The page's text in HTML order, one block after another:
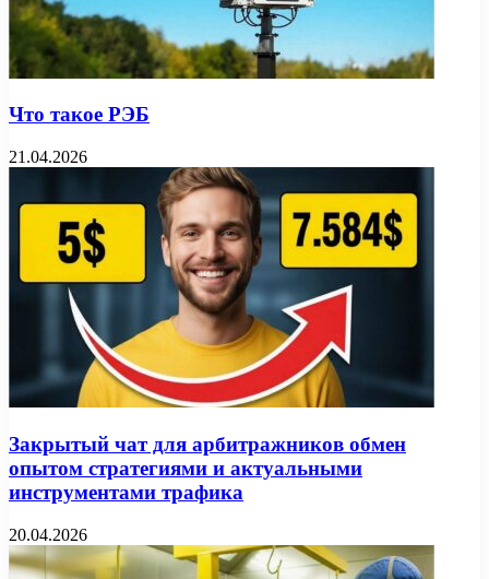
Что такое РЭБ
21.04.2026
Закрытый чат для арбитражников обмен
опытом стратегиями и актуальными
инструментами трафика
20.04.2026